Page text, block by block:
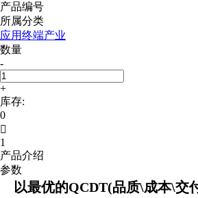
产品编号
所属分类
应用终端产业
数量
-
+
库存:
0

1
产品介绍
参数
以最优的QCDT(品质\成本\交